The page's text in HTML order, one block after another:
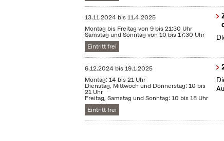
13.11.2024 bis11.4.2025
Montag bis Freitag von 9 bis 21:30 Uhr
Samstag und Sonntag von 10 bis 17:30 Uhr
Eintritt frei
6.12.2024 bis19.1.2025
Montag: 14 bis 21 Uhr
Dienstag, Mittwoch und Donnerstag: 10 bis
21 Uhr
Freitag, Samstag und Sonntag: 10 bis 18 Uhr
Eintritt frei